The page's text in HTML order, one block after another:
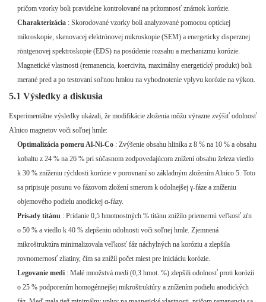
pričom vzorky boli pravidelne kontrolované na prítomnosť známok korózie.
Charakterizácia : Skorodované vzorky boli analyzované pomocou optickej
mikroskopie, skenovacej elektrónovej mikroskopie (SEM) a energeticky disperznej
röntgenovej spektroskopie (EDS) na posúdenie rozsahu a mechanizmu korózie.
Magnetické vlastnosti (remanencia, koercivita, maximálny energetický produkt) boli
merané pred a po testovaní soľnou hmlou na vyhodnotenie vplyvu korózie na výkon.
5.1 Výsledky a diskusia
Experimentálne výsledky ukázali, že modifikácie zloženia môžu výrazne zvýšiť odolnosť
Alnico magnetov voči soľnej hmle:
Optimalizácia pomeru Al-Ni-Co : Zvýšenie obsahu hliníka z 8 % na 10 % a obsahu
kobaltu z 24 % na 26 % pri súčasnom zodpovedajúcom znížení obsahu železa viedlo
k 30 % zníženiu rýchlosti korózie v porovnaní so základným zložením Alnico 5. Toto
sa pripisuje posunu vo fázovom zložení smerom k odolnejšej γ-fáze a zníženiu
objemového podielu anodickej α-fázy.
Prísady titánu : Pridanie 0,5 hmotnostných % titánu znížilo priemernú veľkosť zŕn
o 50 % a viedlo k 40 % zlepšeniu odolnosti voči soľnej hmle. Zjemnená
mikroštruktúra minimalizovala veľkosť fáz náchylných na koróziu a zlepšila
rovnomernosť zliatiny, čím sa znížil počet miest pre iniciáciu korózie.
Legovanie medi : Malé množstvá medi (0,3 hmot. %) zlepšili odolnosť proti korózii
o 25 % podporením homogénnejšej mikroštruktúry a znížením podielu anodických